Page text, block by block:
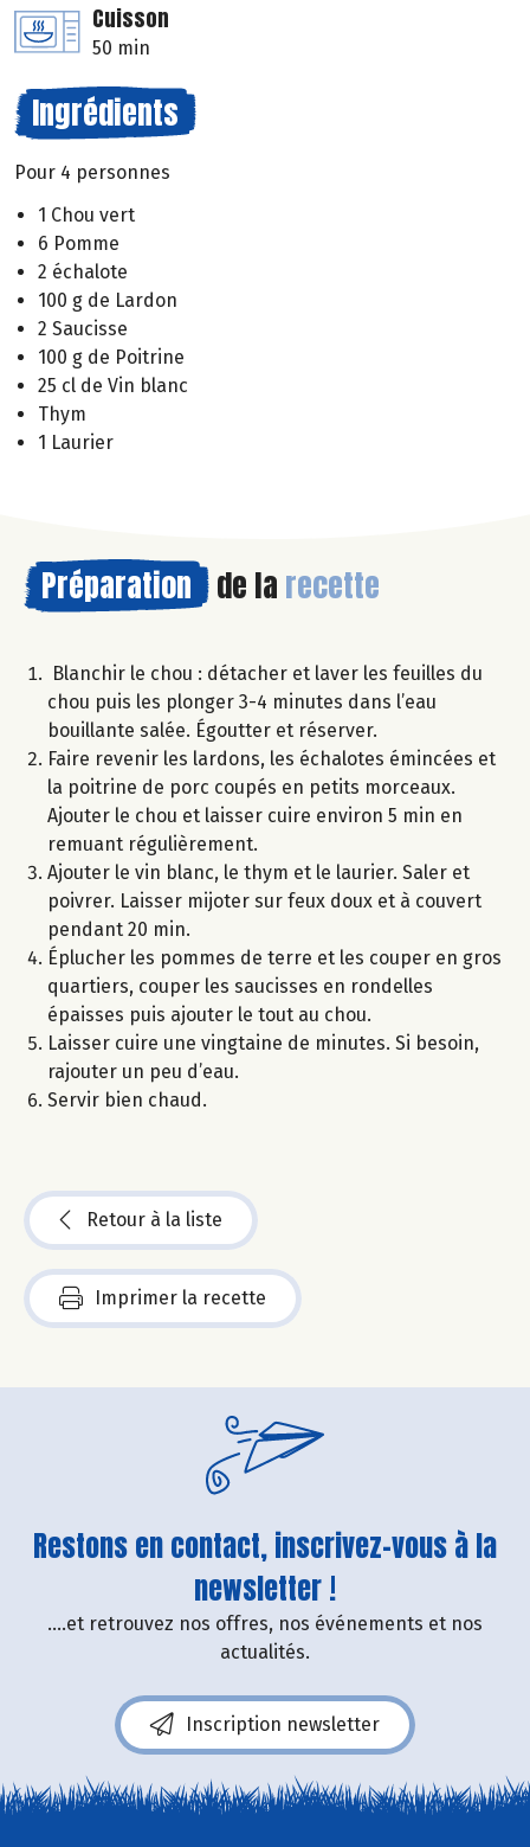
Cuisson
50 min
Ingrédients
Pour 4 personnes
1 Chou vert
6 Pomme
2 échalote
100 g de Lardon
2 Saucisse
100 g de Poitrine
25 cl de Vin blanc
Thym
1 Laurier
Préparation de la recette
Blanchir le chou : détacher et laver les feuilles du
chou puis les plonger 3-4 minutes dans l’eau
bouillante salée. Égoutter et réserver.
Faire revenir les lardons, les échalotes émincées et
la poitrine de porc coupés en petits morceaux.
Ajouter le chou et laisser cuire environ 5 min en
remuant régulièrement.
Ajouter le vin blanc, le thym et le laurier. Saler et
poivrer. Laisser mijoter sur feux doux et à couvert
pendant 20 min.
Éplucher les pommes de terre et les couper en gros
quartiers, couper les saucisses en rondelles
épaisses puis ajouter le tout au chou.
Laisser cuire une vingtaine de minutes. Si besoin,
rajouter un peu d’eau.
Servir bien chaud.
Retour à la liste
Imprimer la recette
Restons en contact, inscrivez-vous à la
newsletter !
....et retrouvez nos offres, nos événements et nos
actualités.
Inscription newsletter